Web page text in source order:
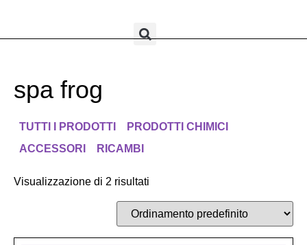
spa frog
TUTTI I PRODOTTI
PRODOTTI CHIMICI
ACCESSORI
RICAMBI
Visualizzazione di 2 risultati